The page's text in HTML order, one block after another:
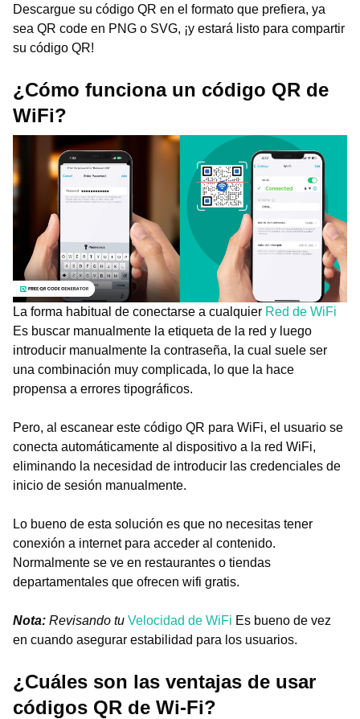
Descargue su código QR en el formato que prefiera, ya
sea QR code en PNG o SVG, ¡y estará listo para compartir
su código QR!
¿Cómo funciona un código QR de
WiFi?
La forma habitual de conectarse a cualquier Red de WiFi
Es buscar manualmente la etiqueta de la red y luego
introducir manualmente la contraseña, la cual suele ser
una combinación muy complicada, lo que la hace
propensa a errores tipográficos.
Pero, al escanear este código QR para WiFi, el usuario se
conecta automáticamente al dispositivo a la red WiFi,
eliminando la necesidad de introducir las credenciales de
inicio de sesión manualmente.
Lo bueno de esta solución es que no necesitas tener
conexión a internet para acceder al contenido.
Normalmente se ve en restaurantes o tiendas
departamentales que ofrecen wifi gratis.
Nota: Revisando tu Velocidad de WiFi Es bueno de vez
en cuando asegurar estabilidad para los usuarios.
¿Cuáles son las ventajas de usar
códigos QR de Wi-Fi?